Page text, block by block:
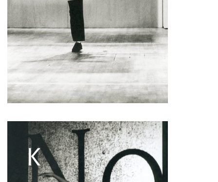
Gill Viandier Jean-Marc Fillet Jean-Pascal Gilly
Jean-Paul Bourel Jean-Pierre Larroche
Laura Girotto Liliana Ferri Marcel Atienzar
Marco Berrettini
Maria Eugenia Lopez Valenzuela
Maria Grazia Noce
Michèle Prélonge Montaine Chevalier
Muriel Corbel
Pascal Gobin
Pascale Cherblanc Pascale Luce